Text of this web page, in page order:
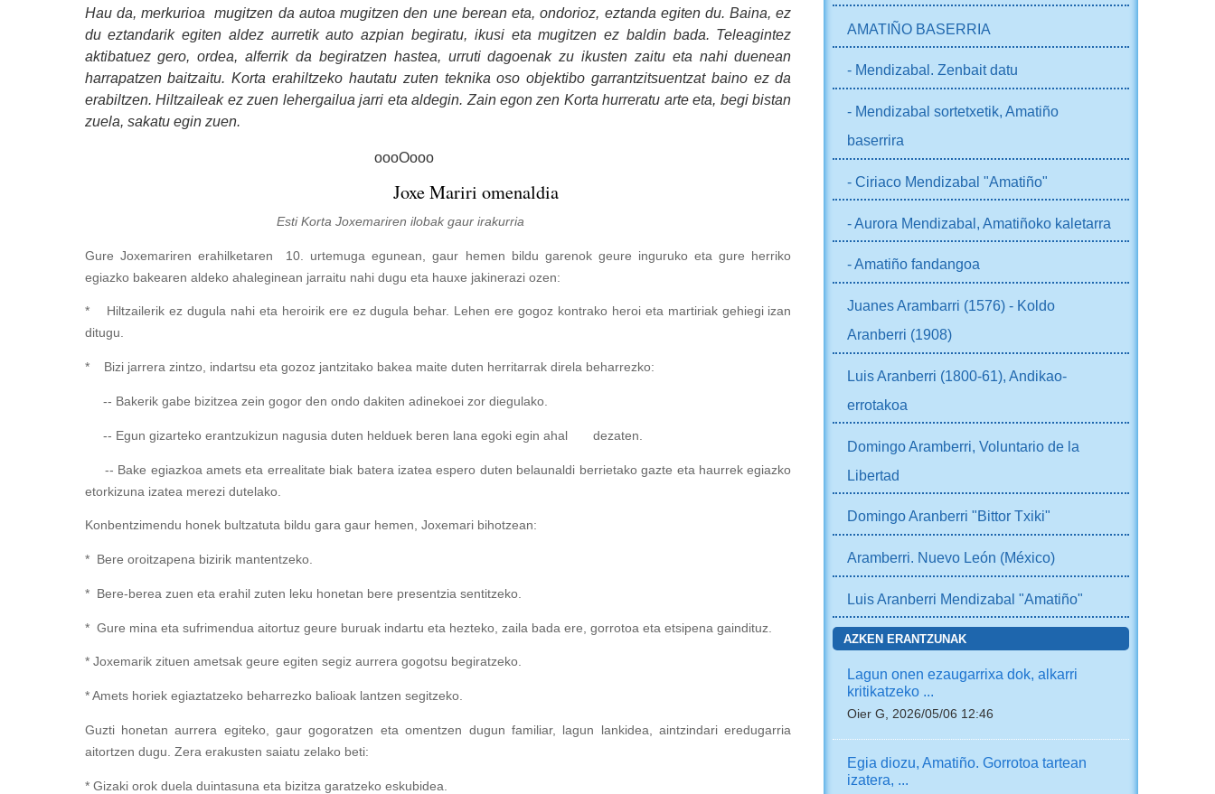
Hau da, merkurioa mugitzen da autoa mugitzen den une berean eta, ondorioz, eztanda egiten du. Baina, ez
du eztandarik egiten aldez aurretik auto azpian begiratu, ikusi eta mugitzen ez baldin bada. Teleagintez
aktibatuez gero, ordea, alferrik da begiratzen hastea, urruti dagoenak zu ikusten zaitu eta nahi duenean
harrapatzen baitzaitu. Korta erahiltzeko hautatu zuten teknika oso objektibo garrantzitsuentzat baino ez da
erabiltzen. Hiltzaileak ez zuen lehergailua jarri eta aldegin. Zain egon zen Korta hurreratu arte eta, begi bistan
zuela, sakatu egin zuen.
oooOooo
Joxe Mariri omenaldia
Esti Korta Joxemariren ilobak gaur irakurria
Gure Joxemariren erahilketaren 10. urtemuga egunean, gaur hemen bildu garenok geure inguruko eta gure herriko
egiazko bakearen aldeko ahaleginean jarraitu nahi dugu eta hauxe jakinerazi ozen:
* Hiltzailerik ez dugula nahi eta heroirik ere ez dugula behar. Lehen ere gogoz kontrako heroi eta martiriak gehiegi izan
ditugu.
* Bizi jarrera zintzo, indartsu eta gozoz jantzitako bakea maite duten herritarrak direla beharrezko:
-- Bakerik gabe bizitzea zein gogor den ondo dakiten adinekoei zor diegulako.
-- Egun gizarteko erantzukizun nagusia duten helduek beren lana egoki egin ahal dezaten.
-- Bake egiazkoa amets eta errealitate biak batera izatea espero duten belaunaldi berrietako gazte eta haurrek egiazko
etorkizuna izatea merezi dutelako.
Konbentzimendu honek bultzatuta bildu gara gaur hemen, Joxemari bihotzean:
* Bere oroitzapena bizirik mantentzeko.
* Bere-berea zuen eta erahil zuten leku honetan bere presentzia sentitzeko.
* Gure mina eta sufrimendua aitortuz geure buruak indartu eta hezteko, zaila bada ere, gorrotoa eta etsipena gaindituz.
* Joxemarik zituen ametsak geure egiten segiz aurrera gogotsu begiratzeko.
* Amets horiek egiaztatzeko beharrezko balioak lantzen segitzeko.
Guzti honetan aurrera egiteko, gaur gogoratzen eta omentzen dugun familiar, lagun lankidea, aintzindari eredugarria
aitortzen dugu. Zera erakusten saiatu zelako beti:
* Gizaki orok duela duintasuna eta bizitza garatzeko eskubidea.
AMATIÑO BASERRIA
- Mendizabal. Zenbait datu
- Mendizabal sortetxetik, Amatiño
baserrira
- Ciriaco Mendizabal "Amatiño"
- Aurora Mendizabal, Amatiñoko kaletarra
- Amatiño fandangoa
Juanes Arambarri (1576) - Koldo
Aranberri (1908)
Luis Aranberri (1800-61), Andikao-
errotakoa
Domingo Aramberri, Voluntario de la
Libertad
Domingo Aranberri "Bittor Txiki"
Aramberri. Nuevo León (México)
Luis Aranberri Mendizabal "Amatiño"
AZKEN ERANTZUNAK
Lagun onen ezaugarrixa dok, alkarri
kritikatzeko ...
Oier G, 2026/05/06 12:46
Egia diozu, Amatiño. Gorrotoa tartean
izatera, ...